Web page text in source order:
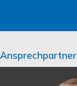
Ansprechpartner